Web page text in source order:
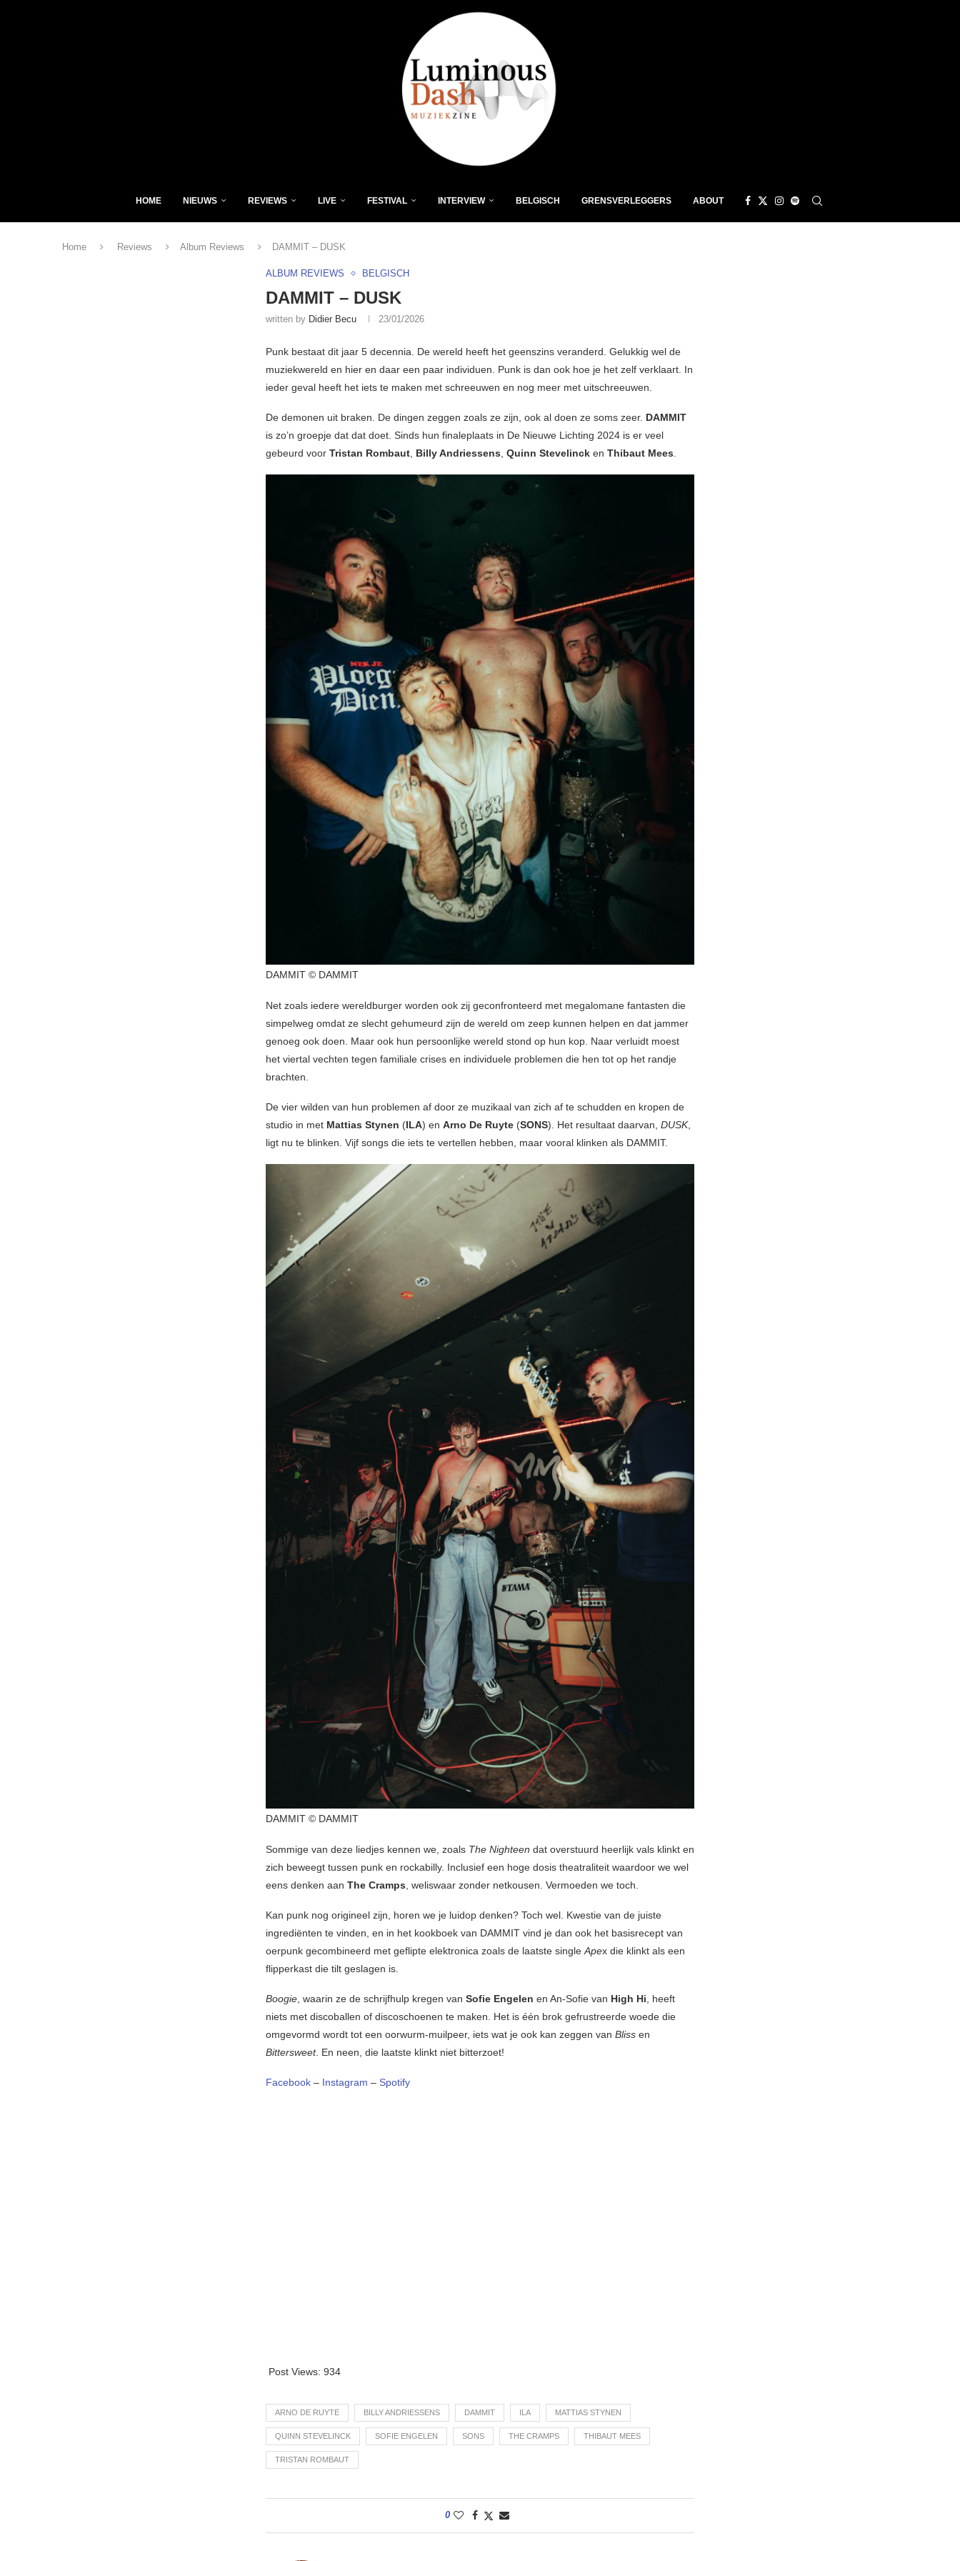
HOME NIEUWS REVIEWS LIVE FESTIVAL INTERVIEW BELGISCH GRENSVERLEGGERS ABOUT
Home Reviews Album Reviews DAMMIT – DUSK
ALBUM REVIEWS BELGISCH
DAMMIT – DUSK
written by Didier Becu 23/01/2026
Punk bestaat dit jaar 5 decennia. De wereld heeft het geenszins veranderd. Gelukkig wel de
muziekwereld en hier en daar een paar individuen. Punk is dan ook hoe je het zelf verklaart. In
ieder geval heeft het iets te maken met schreeuwen en nog meer met uitschreeuwen.
De demonen uit braken. De dingen zeggen zoals ze zijn, ook al doen ze soms zeer. DAMMIT
is zo’n groepje dat dat doet. Sinds hun finaleplaats in De Nieuwe Lichting 2024 is er veel
gebeurd voor Tristan Rombaut, Billy Andriessens, Quinn Stevelinck en Thibaut Mees.
DAMMIT © DAMMIT
Net zoals iedere wereldburger worden ook zij geconfronteerd met megalomane fantasten die
simpelweg omdat ze slecht gehumeurd zijn de wereld om zeep kunnen helpen en dat jammer
genoeg ook doen. Maar ook hun persoonlijke wereld stond op hun kop. Naar verluidt moest
het viertal vechten tegen familiale crises en individuele problemen die hen tot op het randje
brachten.
De vier wilden van hun problemen af door ze muzikaal van zich af te schudden en kropen de
studio in met Mattias Stynen (ILA) en Arno De Ruyte (SONS). Het resultaat daarvan, DUSK,
ligt nu te blinken. Vijf songs die iets te vertellen hebben, maar vooral klinken als DAMMIT.
DAMMIT © DAMMIT
Sommige van deze liedjes kennen we, zoals The Nighteen dat overstuurd heerlijk vals klinkt en
zich beweegt tussen punk en rockabilly. Inclusief een hoge dosis theatraliteit waardoor we wel
eens denken aan The Cramps, weliswaar zonder netkousen. Vermoeden we toch.
Kan punk nog origineel zijn, horen we je luidop denken? Toch wel. Kwestie van de juiste
ingrediënten te vinden, en in het kookboek van DAMMIT vind je dan ook het basisrecept van
oerpunk gecombineerd met geflipte elektronica zoals de laatste singleApex die klinkt als een
flipperkast die tilt geslagen is.
Boogie, waarin ze de schrijfhulp kregen van Sofie Engelen en An-Sofie van High Hi, heeft
niets met discoballen of discoschoenen te maken. Het is één brok gefrustreerde woede die
omgevormd wordt tot een oorwurm-muilpeer, iets wat je ook kan zeggen van Bliss en
Bittersweet. En neen, die laatste klinkt niet bitterzoet!
Facebook – Instagram – Spotify
Post Views: 934
ARNO DE RUYTE BILLY ANDRIESSENS DAMMIT ILA MATTIAS STYNEN
QUINN STEVELINCK SOFIE ENGELEN SONS THE CRAMPS THIBAUT MEES
TRISTAN ROMBAUT
0